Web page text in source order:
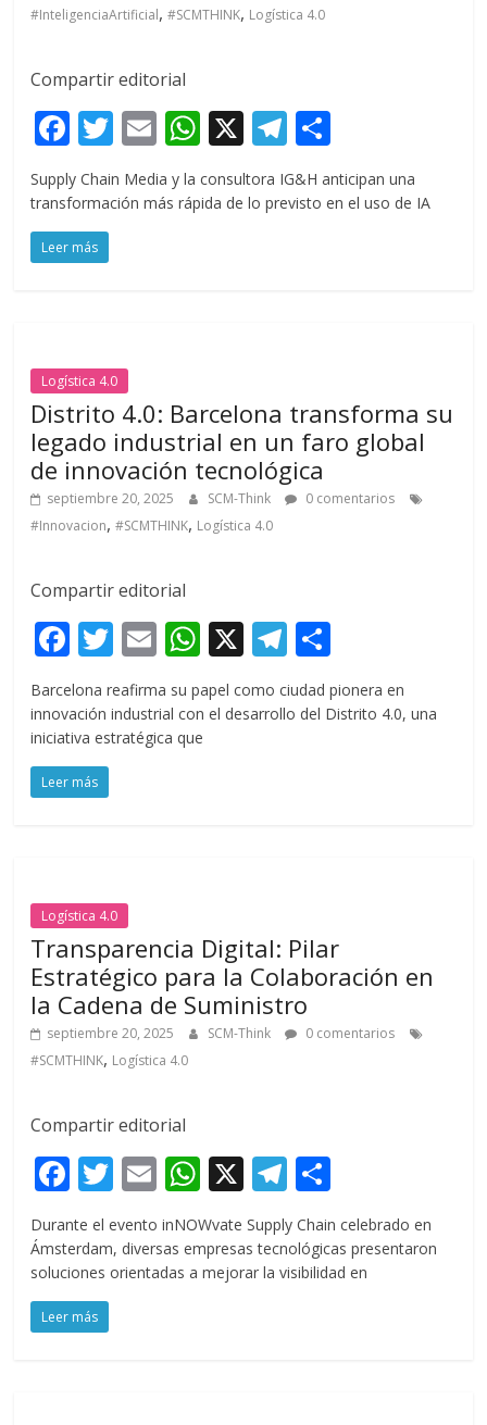
#InteligenciaArtificial,#SCMTHINK, Logística 4.0
Compartir editorial
F
ac
e
b
o
T
w
itt
E
m
ai
W
at
X T
el
e
o
m
Supply Chain Media y la consultora IG&H anticipan una
transformación más rápida de lo previsto en el uso de IA
Leer más
Logística 4.0
Distrito 4.0: Barcelona transforma su
legado industrial en un faro global
de innovación tecnológica
septiembre 20, 2025 SCM-Think
0 comentarios
#Innovacion,#SCMTHINK, Logística 4.0
Compartir editorial
F
ac
e
b
o
o
T
w
itt
er
E
ai
l
W
at
s
X T
el
e
o
m
Barcelona reafirma su papel como ciudad pionera en
innovación industrial con el desarrollo del Distrito 4.0, una
iniciativa estratégica que
Leer más
Logística 4.0
Transparencia Digital: Pilar
Estratégico para la Colaboración en
la Cadena de Suministro
septiembre 20, 2025 SCM-Think
0 comentarios
#SCMTHINK, Logística 4.0
Compartir editorial
F
ac
e
b
o
o
T
itt
er
E
m
ai
l
W
h
at
s
X T
el
e
gr
m
p
Durante el evento inNOWvate Supply Chain celebrado en
Ámsterdam, diversas empresas tecnológicas presentaron
soluciones orientadas a mejorar la visibilidad en
Leer más